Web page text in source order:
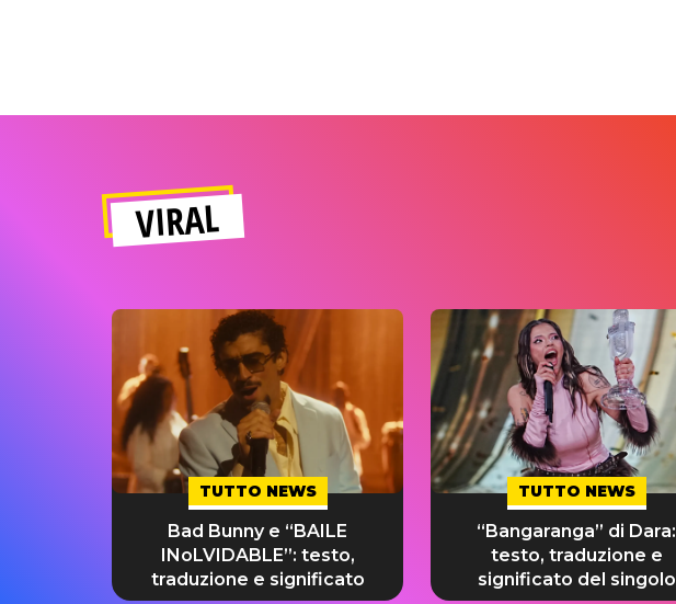
VIRAL
TUTTO NEWS
Bad Bunny e “BAILE
INoLVIDABLE”: testo,
traduzione e significato
TUTTO NEWS
“Bangaranga” di Dara:
testo, traduzione e
significato del singolo